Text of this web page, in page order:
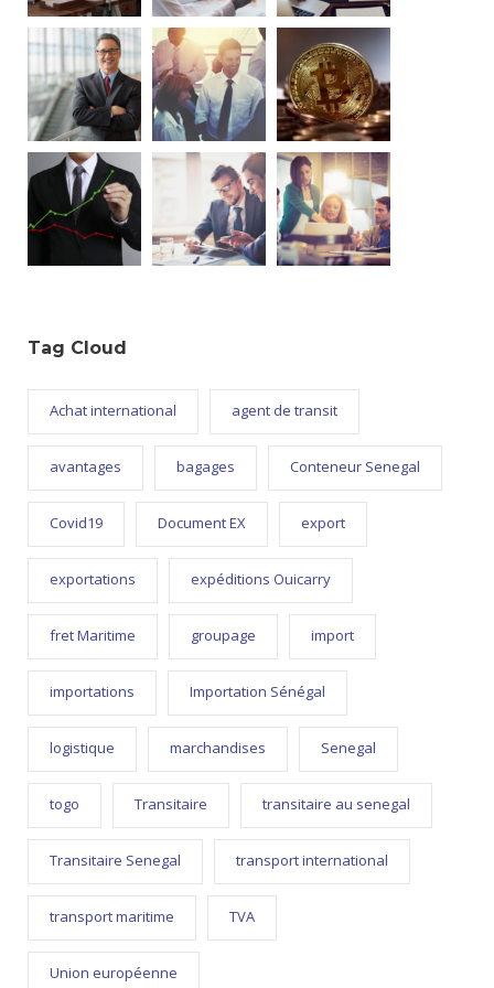
Tag Cloud
Achat international agent de transit
avantages bagages Conteneur Senegal
Covid19 Document EX export
exportations expéditions Ouicarry
fret Maritime groupage import
importations Importation Sénégal
logistique marchandises Senegal
togo Transitaire transitaire au senegal
Transitaire Senegal transport international
transport maritime TVA
Union européenne